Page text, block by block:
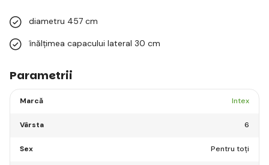
diametru 457 cm
înălțimea capacului lateral 30 cm
Parametrii
Marcă Intex
Vârsta 6
Sex Pentru toți